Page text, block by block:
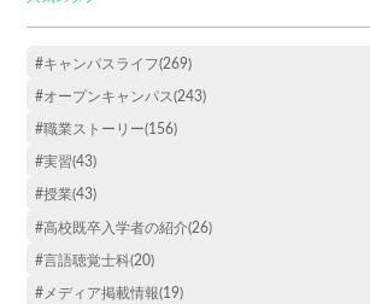
#キャンパスライフ(269)
#オープンキャンパス(243)
#職業ストーリー(156)
#実習(43)
#授業(43)
#高校既卒入学者の紹介(26)
#言語聴覚士科(20)
#メディア掲載情報(19)